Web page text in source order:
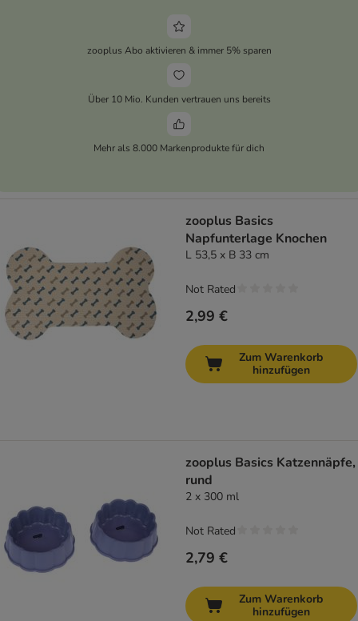
zooplus Abo aktivieren & immer 5% sparen
Über 10 Mio. Kunden vertrauen uns bereits
Mehr als 8.000 Markenprodukte für dich
zooplus Basics
Napfunterlage Knochen
L 53,5 x B 33 cm
2,99 €
Not Rated
Zum Warenkorb
hinzufügen
zooplus Basics Katzennäpfe,
rund
2 x 300 ml
2,79 €
Not Rated
Zum Warenkorb
hinzufügen